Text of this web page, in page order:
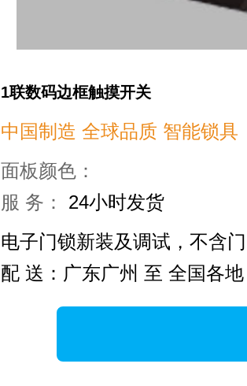
1联数码边框触摸开关
中国制造 全球品质 智能锁具
面板颜色：
服 务：
24小时发货
电子门锁新装及调试，不含
配 送：广东广州 至 全国各地